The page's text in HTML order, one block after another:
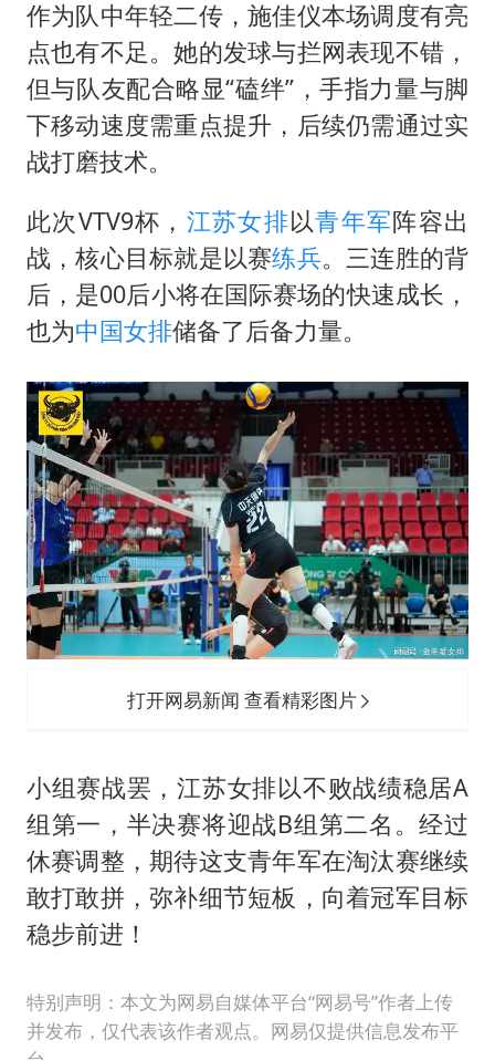
作为队中年轻二传，施佳仪本场调度有亮
点也有不足。她的发球与拦网表现不错，
但与队友配合略显“磕绊”，手指力量与脚
下移动速度需重点提升，后续仍需通过实
战打磨技术。
此次VTV9杯， 江苏女排以青年军阵容出
战，核心目标就是以赛练兵。三连胜的背
后，是00后小将在国际赛场的快速成长，
也为中国女排储备了后备力量。
打开网易新闻 查看精彩图片
小组赛战罢，江苏女排以不败战绩稳居A
组第一，半决赛将迎战B组第二名。经过
休赛调整，期待这支青年军在淘汰赛继续
敢打敢拼，弥补细节短板，向着冠军目标
稳步前进！
特别声明：本文为网易自媒体平台“网易号”作者上传
并发布，仅代表该作者观点。网易仅提供信息发布平